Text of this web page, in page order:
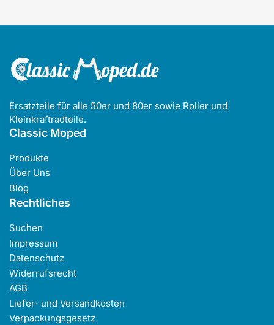
Ersatzteile für alle 50er und 80er sowie Roller und
Kleinkraftradteile.
Classic Moped
Produkte
Über Uns
Blog
Rechtliches
Suchen
Impressum
Datenschutz
Widerrufsrecht
AGB
Liefer- und Versandkosten
Verpackungsgesetz